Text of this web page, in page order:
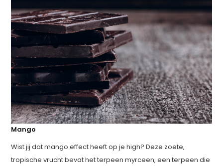
Mango
Wist jij dat mango effect heeft op je high? Deze zoete,
tropische vrucht bevat het terpeen myrceen, een terpeen die